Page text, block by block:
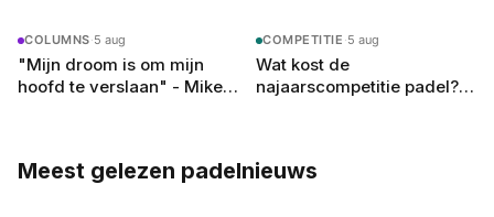
reekshoofden eruit
COLUMNS·5 aug
"Mijn droom is om mijn
hoofd te verslaan" - Mike
COMPETITIE ·5 aug
Wat kost de
najaarscompetitie padel?
Meest gelezen padelnieuws